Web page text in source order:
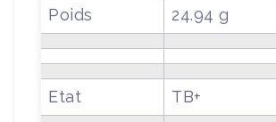
Poids
24.94 g
Etat TB+